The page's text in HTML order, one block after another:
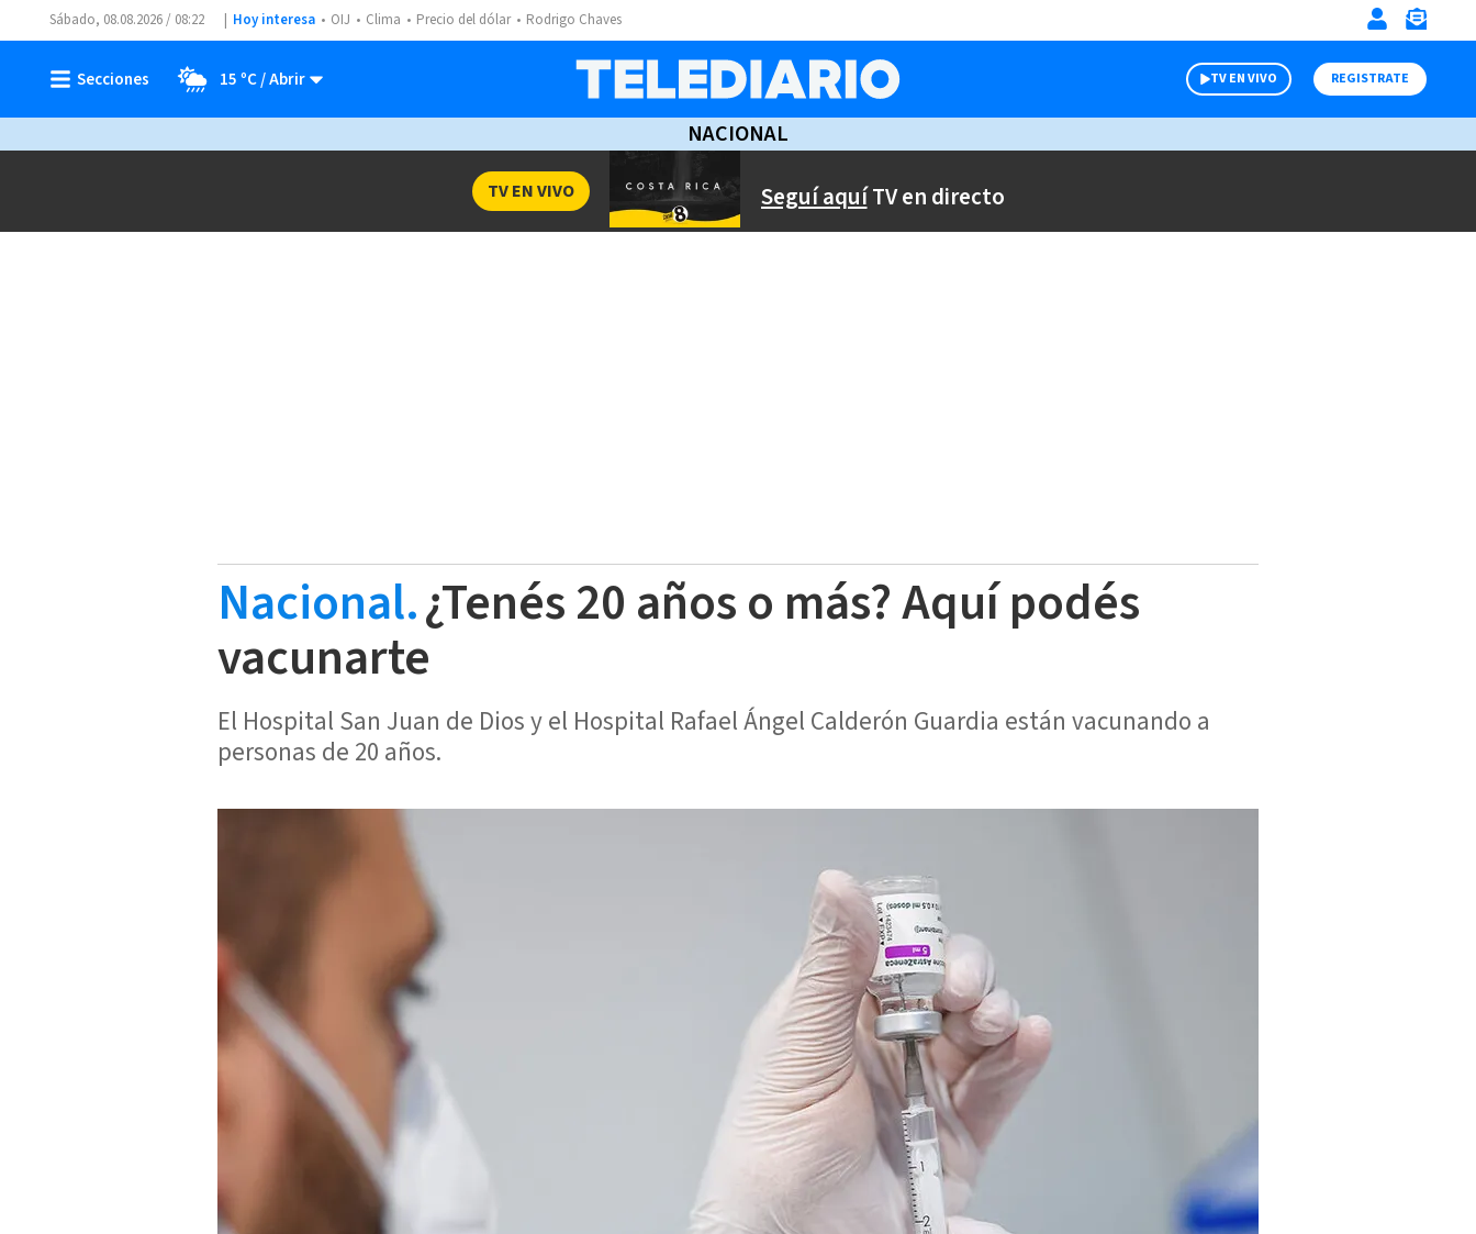
Sábado, 08.08.2026 / 08:22 Hoy interesa OIJ Clima Precio del dólar Rodrigo Chaves
15 ºC TV EN VIVO REGISTRATE
NACIONAL
Seguí aquíTV en directo
TV EN VIVO
Nacional.¿Tenés 20 años o más? Aquí podés
vacunarte
El Hospital San Juan de Dios y el Hospital Rafael Ángel Calderón Guardia están vacunando a
personas de 20 años.